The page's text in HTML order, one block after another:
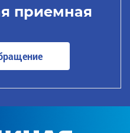
приемная